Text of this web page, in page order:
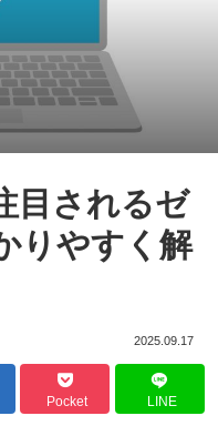
目されるゼ
りやすく解
2025.09.17
Pocket LINE